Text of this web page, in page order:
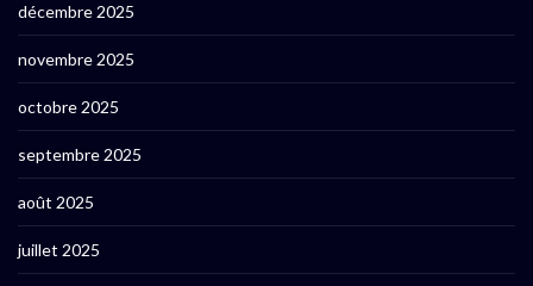
décembre 2025
novembre 2025
octobre 2025
septembre 2025
août 2025
juillet 2025